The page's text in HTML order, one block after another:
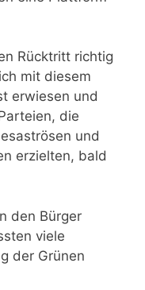
Rücktritt richtig
mit diesem
erwiesen und
die
und
erzielten, bald
den Bürger
viele
der Grünen